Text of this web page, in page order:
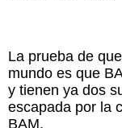
La prueba de
mundo es que
y tienen ya dos
escapada por la
BAM.